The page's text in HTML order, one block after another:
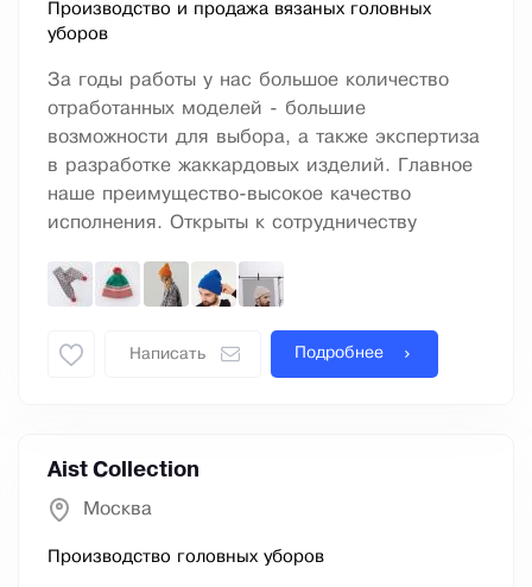
Производство и продажа вязаных головных
уборов
За годы работы у нас большое количество
отработанных моделей - большие
возможности для выбора, а также экспертиза
в разработке жаккардовых изделий. Главное
наше преимущество-высокое качество
исполнения. Открыты к сотрудничеству
Написать Подробнее
Aist Collection
Москва
Производство головных уборов